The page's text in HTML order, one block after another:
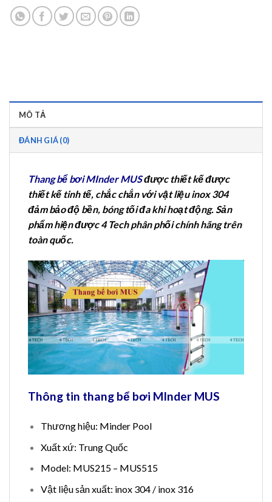
MÔ TẢ
ĐÁNH GIÁ (0)
Thang bể bơi MInder MUSđược thiết kế được
thiết kế tinh tế, chắc chắn với vật liệu inox 304
đảm bảo độ bền, bóng tối đa khi hoạt động. Sản
phẩm hiện được 4 Tech phân phối chính hãng trên
toàn quốc.
Thông tin thang bể bơi MInder MUS
Thương hiệu: Minder Pool
Xuất xứ: Trung Quốc
Model: MUS215 – MUS515
Vật liệu sản xuất: inox 304 / inox 316